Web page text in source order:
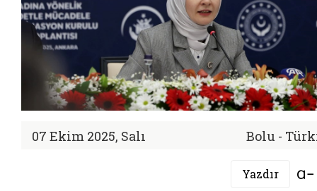
07 Ekim 2025, Salı Bolu -
Yazdır